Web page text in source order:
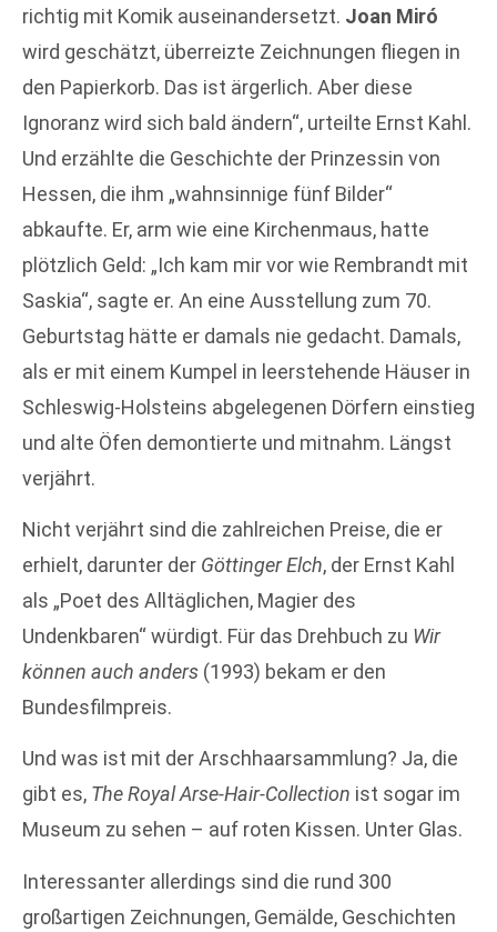
richtig mit Komik auseinandersetzt. Joan Miró
wird geschätzt, überreizte Zeichnungen fliegen in
den Papierkorb. Das ist ärgerlich. Aber diese
Ignoranz wird sich bald ändern“, urteilte Ernst Kahl.
Und erzählte die Geschichte der Prinzessin von
Hessen, die ihm „wahnsinnige fünf Bilder“
abkaufte. Er, arm wie eine Kirchenmaus, hatte
plötzlich Geld: „Ich kam mir vor wie Rembrandt mit
Saskia“, sagte er. An eine Ausstellung zum 70.
Geburtstag hätte er damals nie gedacht. Damals,
als er mit einem Kumpel in leerstehende Häuser in
Schleswig-Holsteins abgelegenen Dörfern einstieg
und alte Öfen demontierte und mitnahm. Längst
verjährt.
Nicht verjährt sind die zahlreichen Preise, die er
erhielt, darunter der Göttinger Elch, der Ernst Kahl
als „Poet des Alltäglichen, Magier des
Undenkbaren“ würdigt. Für das Drehbuch zu Wir
können auch anders (1993) bekam er den
Bundesfilmpreis.
Und was ist mit der Arschhaarsammlung? Ja, die
gibt es, The Royal Arse-Hair-Collection ist sogar im
Museum zu sehen – auf roten Kissen. Unter Glas.
Interessanter allerdings sind die rund 300
großartigen Zeichnungen, Gemälde, Geschichten